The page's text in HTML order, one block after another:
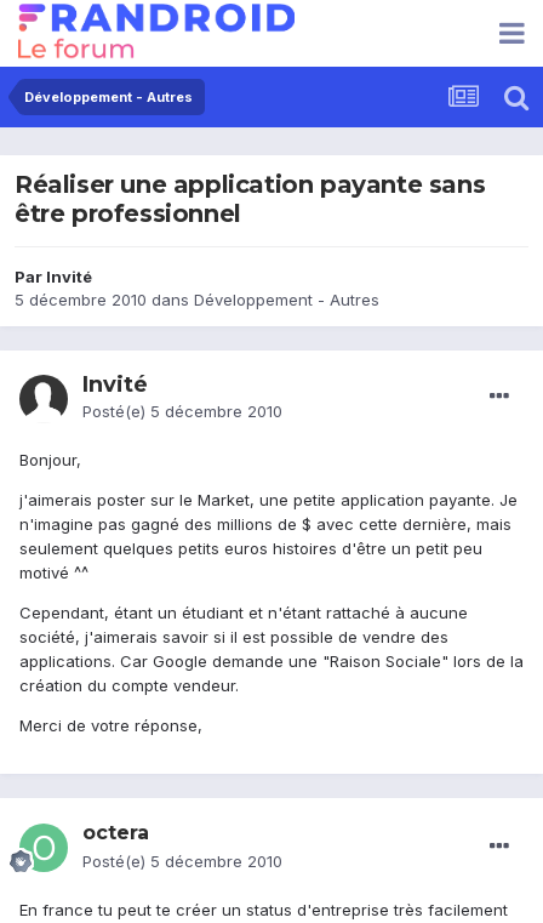
Développement - Autres
Réaliser une application payante sans
être professionnel
Par Invité
5 décembre 2010 dans Développement - Autres
Invité
Posté(e) 5 décembre 2010
Bonjour,
j'aimerais poster sur le Market, une petite application payante. Je
n'imagine pas gagné des millions de $ avec cette dernière, mais
seulement quelques petits euros histoires d'être un petit peu
motivé ^^
Cependant, étant un étudiant et n'étant rattaché à aucune
société, j'aimerais savoir si il est possible de vendre des
applications. Car Google demande une "Raison Sociale" lors de la
création du compte vendeur.
Merci de votre réponse,
octera
Posté(e) 5 décembre 2010
En france tu peut te créer un status d'entreprise très facilement